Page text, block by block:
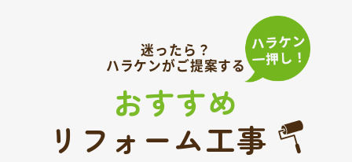
迷ったら？
ハラケンがご提案する
おすすめ
リフォーム工事